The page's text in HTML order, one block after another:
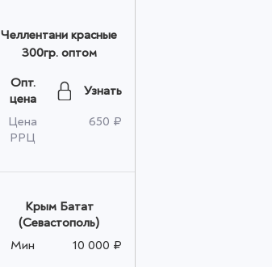
Челлентани красные
300гр. оптом
Опт.
цена
Узнать
Цена
РРЦ
650 ₽
Крым Батат
(Севастополь)
Мин
10 000 ₽